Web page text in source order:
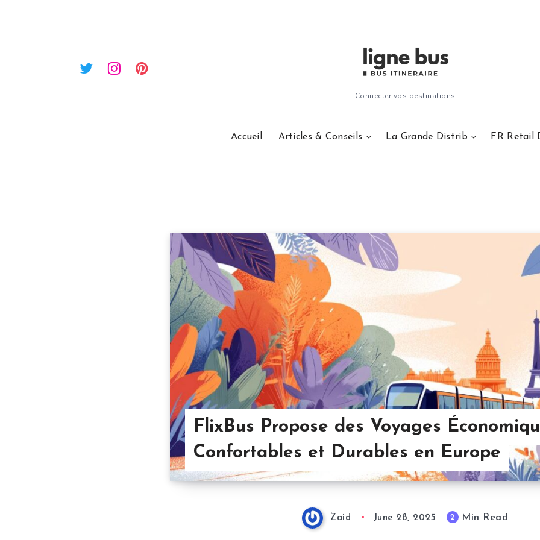
Connecter vos destinations
Accueil Articles & Conseils La Grande Distrib FR Retail
FlixBus Propose des Voyages
Confortables et Durables en Europe
Zaid June 28, 2025 2 Min Read